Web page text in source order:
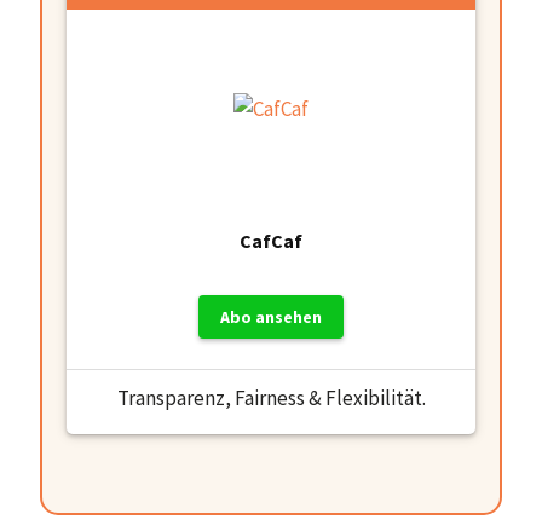
CafCaf
Abo ansehen
Transparenz, Fairness & Flexibilität.